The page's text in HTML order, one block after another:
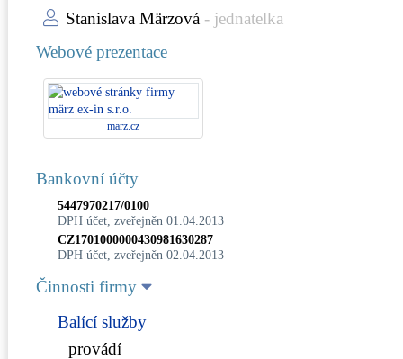
Stanislava Märzová - jednatelka
Webové prezentace
marz.cz
Bankovní účty
5447970217/0100
DPH účet, zveřejněn 01.04.2013
CZ1701000000430981630287
DPH účet, zveřejněn 02.04.2013
Činnosti firmy
Balící služby
provádí